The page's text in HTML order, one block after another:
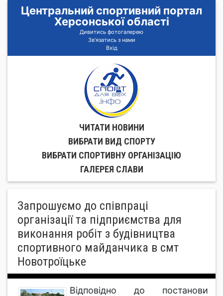
Центральний спортивний портал
Херсонської області
Дивитись фотогалерею
Зв'язатись з нами
Вхід
ЧИТАТИ НОВИНИ
ВИБРАТИ ВИД СПОРТУ
ВИБРАТИ СПОРТИВНУ ОРГАНIЗАЦIЮ
ГАЛЕРЕЯ СЛАВИ
Запрошуємо до співпраці
організації та підприємства для
виконання робіт з будівництва
спортивного майданчика в смт
Новотроїцьке
Відповідно до постанови